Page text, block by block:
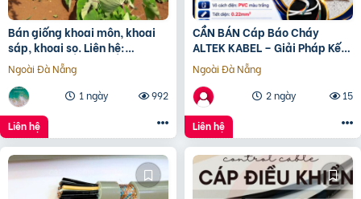
Bán giống khoai môn, khoai
sáp, khoai sọ. Liên hệ:
0937392133 Ms.Hằng
Ngoài Đà Nẵng
1 ngày
992
Liên hệ
CẦN BÁN Cáp Báo Cháy
ALTEK KABEL – Giải Pháp Kết
Nối An Toàn Cho Hệ Thống
Báo Cháy
Ngoài Đà Nẵng
2 ngày
15
Liên hệ